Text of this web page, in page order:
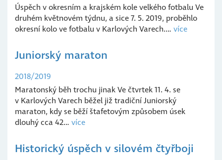
Úspěch v okresním a krajském kole velkého fotbalu Ve
druhém květnovém týdnu, a sice 7. 5. 2019, proběhlo
okresní kolo ve fotbalu v Karlových Varech.… více
Juniorský maraton
2018/2019
Maratonský běh trochu jinak Ve čtvrtek 11. 4. se
v Karlových Varech běžel již tradiční Juniorský
maraton, kdy se běží štafetovým způsobem úsek
dlouhý cca 42… více
Historický úspěch v silovém čtyřboji